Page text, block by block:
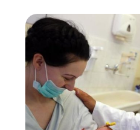
À
USAGE
DOMESTIQUE